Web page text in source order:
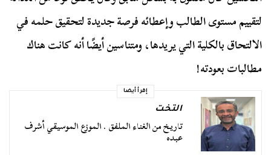
لتقييم مستوى الطالب وإعطائه فرصة جديدة لتحقيق حلمه في
الالتحاق بالكلية التي يريدها، ومتناسين أيضًا أنه كانت هناك
مطالبات بعودته!
إقرأ أيضا
التخت
تاريخ من الغناء الملفق . الموزع الموسيقي أشرف
عبده